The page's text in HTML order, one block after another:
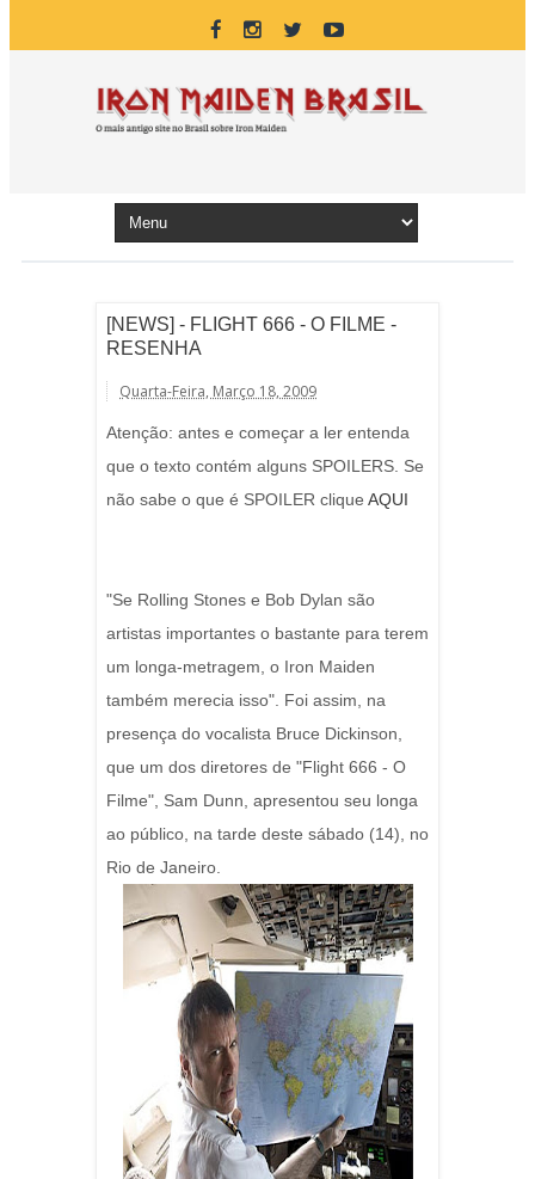
[NEWS] - FLIGHT 666 - O FILME -
RESENHA
Quarta-Feira, Março 18, 2009
Atenção: antes e começar a ler entenda
que o texto contém alguns SPOILERS. Se
não sabe o que é SPOILER clique AQUI
"Se Rolling Stones e Bob Dylan são
artistas importantes o bastante para terem
um longa-metragem, o Iron Maiden
também merecia isso". Foi assim, na
presença do vocalista Bruce Dickinson,
que um dos diretores de "Flight 666 - O
Filme", Sam Dunn, apresentou seu longa
ao público, na tarde deste sábado (14), no
Rio de Janeiro.